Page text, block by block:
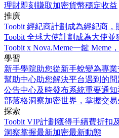
理財即刻賺取加密貨幣穩定收益
推廣
Toobit 經紀商計劃 成為經紀商，
Toobit 全球大使計劃 成為大使並
Toobit x Nova.Meme一鍵 Meme
學習
新手學院助您從新手蛻變為專
幫助中心助您解決平台遇到的問
公告中心及時發布系統重要通
部落格洞察加密世界，掌握交
探索
Toobit VIP計劃獲得手續費折扣
洞察掌握最新加密最新動態